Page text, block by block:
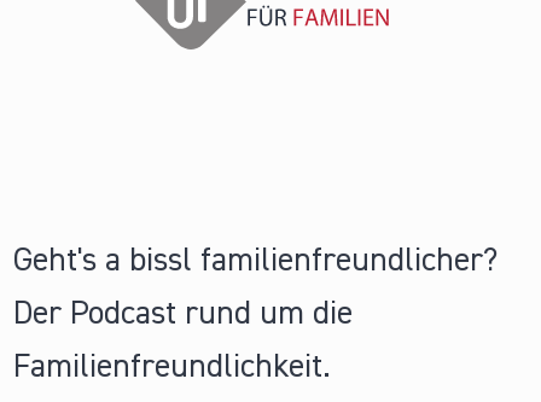
Geht's a bissl familienfreundlicher?
Der Podcast rund um die
Familienfreundlichkeit.